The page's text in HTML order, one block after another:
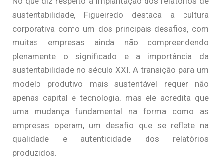
sustentabilidade, Figueiredo destaca a cultura
corporativa como um dos principais desafios, com
muitas empresas ainda não compreendendo
plenamente o significado e a importância da
sustentabilidade no século XXI. A transição para um
modelo produtivo mais sustentável requer não
apenas capital e tecnologia, mas ele acredita que
uma mudança fundamental na forma como as
empresas operam, um desafio que se reflete na
qualidade e autenticidade dos relatórios
produzidos.